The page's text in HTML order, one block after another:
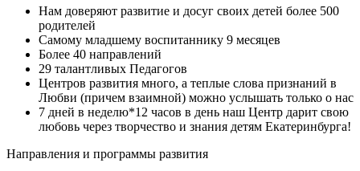
Нам доверяют развитие и досуг своих детей более 500
родителей
Самому младшему воспитаннику 9 месяцев
Более 40 направлений
29 талантливых Педагогов
Центров развития много, а теплые слова признаний в
Любви (причем взаимной) можно услышать только о нас
7 дней в неделю*12 часов в день наш Центр дарит свою
любовь через творчество и знания детям Екатеринбурга!
Направления и программы развития